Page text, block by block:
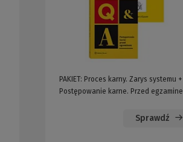
PAKIET: Proces karny. Zarys systemu +
Postępowanie karne. Przed
Sprawdź